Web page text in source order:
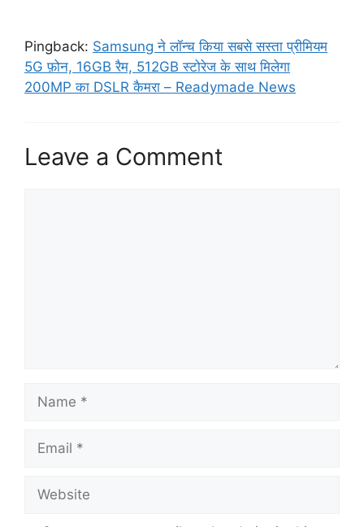
Pingback: Samsung ने लॉन्च किया सबसे सस्ता प्रीमियम
5G फ़ोन, 16GB रैम, 512GB स्टोरेज के साथ मिलेगा
200MP का DSLR कैमरा – Readymade News
Leave a Comment
Name
Email
Website